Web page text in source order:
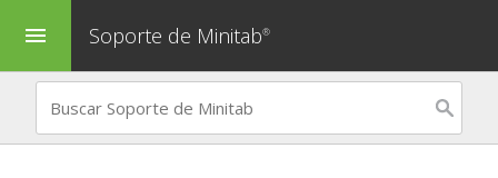
menu Soporte de Minitab®